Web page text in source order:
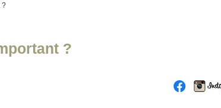
?
?